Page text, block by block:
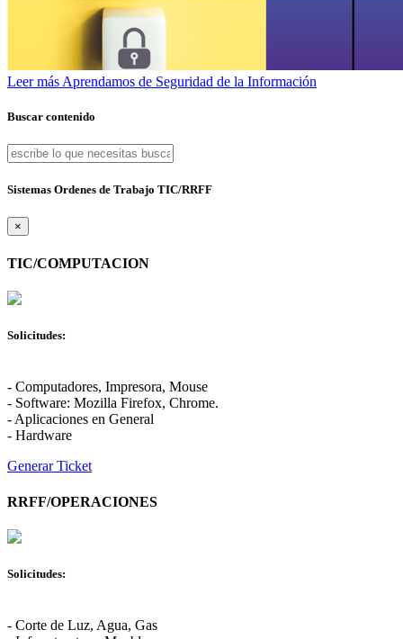
Leer más Aprendamos de Seguridad de la Información
Buscar contenido
Sistemas Ordenes de Trabajo TIC/RRFF
×
TIC/COMPUTACION
Solicitudes:
- Computadores, Impresora, Mouse
- Software: Mozilla Firefox, Chrome.
- Aplicaciones en General
- Hardware
Generar Ticket
RRFF/OPERACIONES
Solicitudes:
- Corte de Luz, Agua, Gas